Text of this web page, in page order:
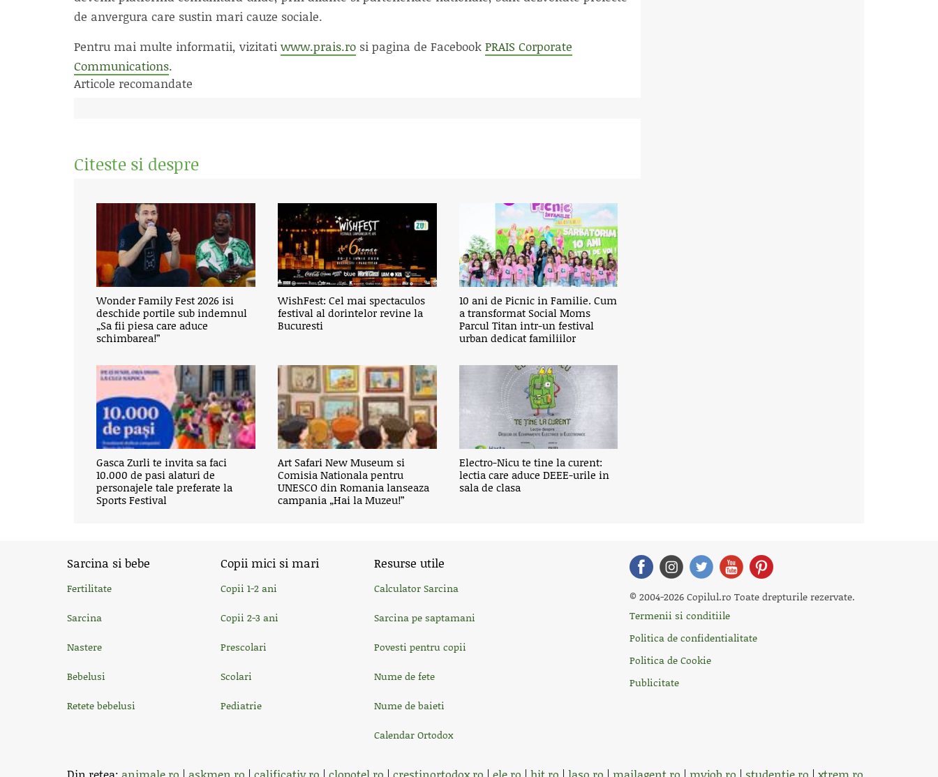
de anvergura care sustin mari cauze sociale.
Pentru mai multe informatii, vizitati www.prais.ro si pagina de Facebook PRAIS Corporate
Communications.
Articole recomandate
Citeste si despre
Wonder Family Fest 2026 isi
deschide portile sub indemnul
„Sa fii piesa care aduce
schimbarea!”
WishFest: Cel mai spectaculos
festival al dorintelor revine la
Bucuresti
10 ani de Picnic in Familie. Cum
a transformat Social Moms
Parcul Titan intr-un festival
urban dedicat familiilor
Gasca Zurli te invita sa faci
10.000 de pasi alaturi de
personajele tale preferate la
Sports Festival
Art Safari New Museum si
Comisia Nationala pentru
UNESCO din Romania lanseaza
campania „Hai la Muzeu!”
Electro-Nicu te tine la curent:
lectia care aduce DEEE-urile in
sala de clasa
Sarcina si bebe
Fertilitate
Sarcina
Nastere
Bebelusi
Retete bebelusi
Copii mici si mari
Copii 1-2 ani
Copii 2-3 ani
Prescolari
Scolari
Pediatrie
Resurse utile
Calculator Sarcina
Sarcina pe saptamani
Povesti pentru copii
Nume de fete
Nume de baieti
Calendar Ortodox
© 2004-2026 Copilul.ro Toate drepturile rezervate.
Termenii si conditiile
Politica de confidentialitate
Politica de Cookie
Publicitate